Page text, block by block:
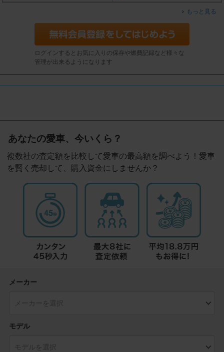
もっと見る
ログインするとお気に入りの保存や燃費記録など様々な
管理が出来るようになります
あなたの愛車、今いくら？
複数社の査定額を比較して愛車の最高額を調べよう！愛車
を賢く売却して、購入資金にしませんか？
メーカー
モデル